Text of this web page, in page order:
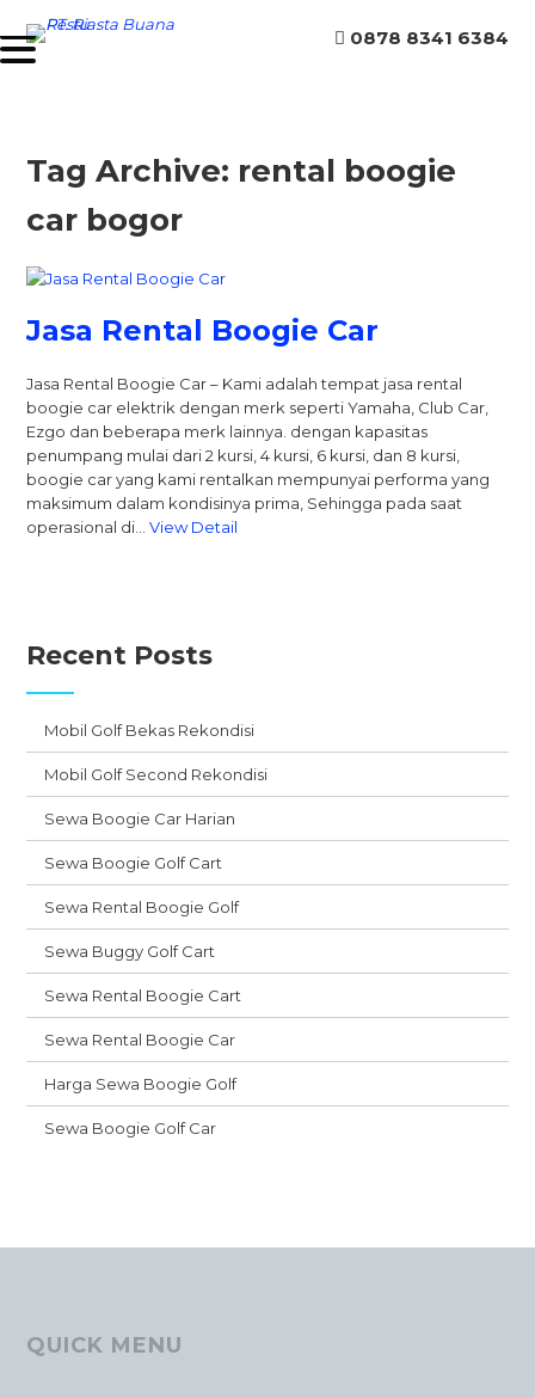
0878 8341 6384
Tag Archive: rental boogie
car bogor
Jasa Rental Boogie Car
Jasa Rental Boogie Car – Kami adalah tempat jasa rental
boogie car elektrik dengan merk seperti Yamaha, Club Car,
Ezgo dan beberapa merk lainnya. dengan kapasitas
penumpang mulai dari 2 kursi, 4 kursi, 6 kursi, dan 8 kursi,
boogie car yang kami rentalkan mempunyai performa yang
maksimum dalam kondisinya prima, Sehingga pada saat
operasional di…View Detail
Recent Posts
Mobil Golf Bekas Rekondisi
Mobil Golf Second Rekondisi
Sewa Boogie Car Harian
Sewa Boogie Golf Cart
Sewa Rental Boogie Golf
Sewa Buggy Golf Cart
Sewa Rental Boogie Cart
Sewa Rental Boogie Car
Harga Sewa Boogie Golf
Sewa Boogie Golf Car
QUICK MENU